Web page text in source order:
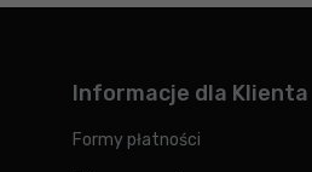
Informacje dla Klienta
Formy płatności